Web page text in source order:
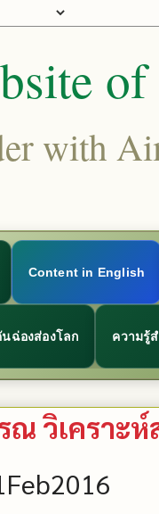
with
Content in English
นฉ่องส่องโลก ความรู้
ณ วิเคราะ